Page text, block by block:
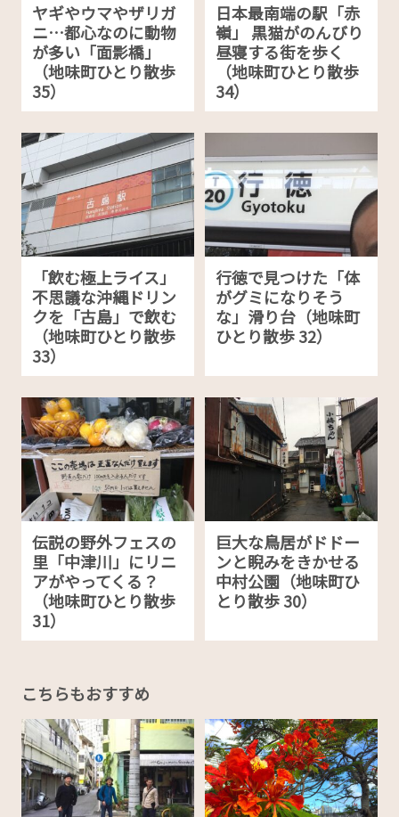
ヤギやウマやザリガ
ニ…都心なのに動物
が多い「面影橋」
（地味町ひとり散歩
35）
日本最南端の駅「赤
嶺」 黒猫がのんびり
昼寝する街を歩く
（地味町ひとり散歩
34）
「飲む極上ライス」
不思議な沖縄ドリン
クを「古島」で飲む
（地味町ひとり散歩
33）
行徳で見つけた「体
がグミになりそう
な」滑り台（地味町
ひとり散歩 32）
伝説の野外フェスの
里「中津川」にリニ
アがやってくる？
（地味町ひとり散歩
31）
巨大な鳥居がドドー
ンと睨みをきかせる
中村公園（地味町ひ
とり散歩 30）
こちらもおすすめ